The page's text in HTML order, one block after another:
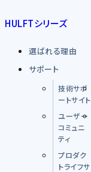
HULFTシリーズ
選ばれる理由
サポート
技術サポ
ートサイト
ユーザー
コミュニ
ティ
プロダク
トライフサ